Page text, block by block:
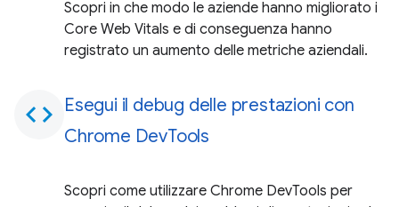
Scopri in che modo le aziende hanno migliorato i
Core Web Vitals e di conseguenza hanno
registrato un aumento delle metriche aziendali.
code Esegui il debug delle prestazioni con
Chrome DevTools
Scopri come utilizzare Chrome DevTools per